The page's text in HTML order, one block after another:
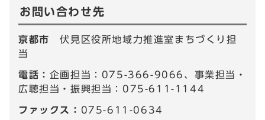
お問い合わせ先
京都市伏見区役所地域力推進室まちづくり担
当
電話： 企画担当：075-366-9066、事業担当・
広聴担当・振興担当：075-611-1144
ファックス： 075-611-0634